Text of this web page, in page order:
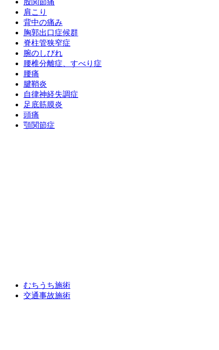
股関節痛
肩こり
背中の痛み
胸郭出口症候群
脊柱管狭窄症
腕のしびれ
腰椎分離症、すべり症
腰痛
腱鞘炎
自律神経失調症
足底筋膜炎
頭痛
顎関節症
むちうち施術
交通事故施術